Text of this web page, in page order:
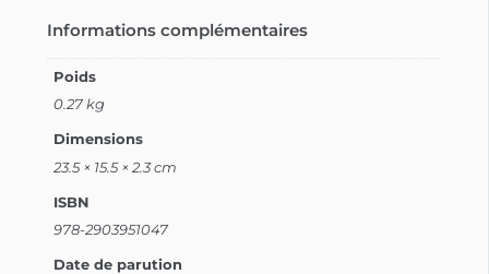
Informations complémentaires
Poids
0.27 kg
Dimensions
23.5 × 15.5 × 2.3 cm
ISBN
978-2903951047
Date de parution